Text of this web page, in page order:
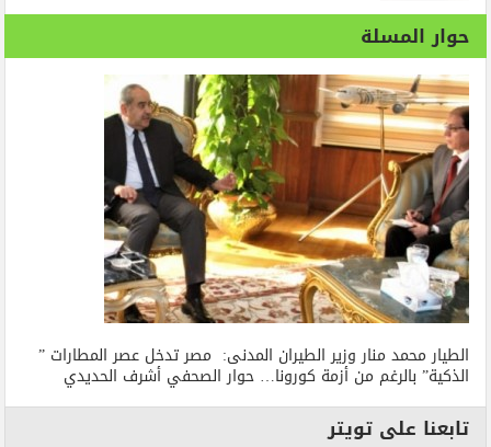
حوار المسلة
الطيار محمد منار وزير الطيران المدنى: مصر تدخل عصر المطارات ”
الذكية” بالرغم من أزمة كورونا… حوار الصحفي أشرف الحديدي
تابعنا على تويتر